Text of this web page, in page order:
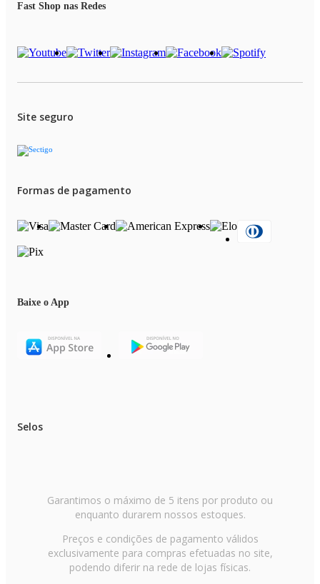
Fast Shop nas Redes
Site seguro
Formas de pagamento
Baixe o App
Selos
Garantimos o máximo de 5 itens por produto ou
enquanto durarem nossos estoques.
Preços e condições de pagamento válidos
exclusivamente para compras efetuadas no site,
podendo diferir na rede de lojas físicas.